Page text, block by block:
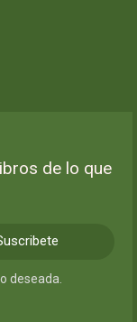
de lo que
deseada.